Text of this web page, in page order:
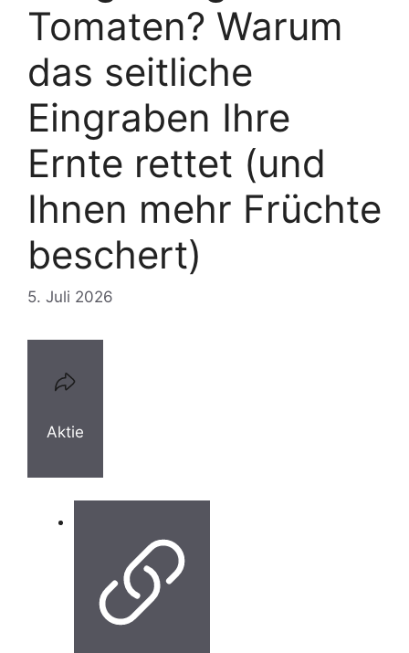
Tomaten? Warum
das seitliche
Eingraben Ihre
Ernte rettet (und
Ihnen mehr Früchte
beschert)
5. Juli 2026
Aktie